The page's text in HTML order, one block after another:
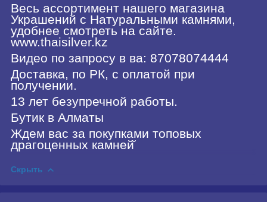
Весь ассортимент нашего магазина
Украшений с Натуральными камнями,
удобнее смотреть на сайте.
www.thaisilver.kz
Видео по запросу в ва: 87078074444
Доставка, по РК, с оплатой при
получении.
13 лет безупречной работы.
Бутик в Алматы
Ждем вас за покупками топовых
драгоценных камней̆
Скрыть